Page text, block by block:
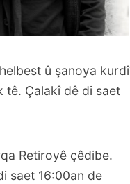
û şanoya kurdî
tê. Çalakî dê di saet
Retiroyê çêdibe.
saet 16:00an de